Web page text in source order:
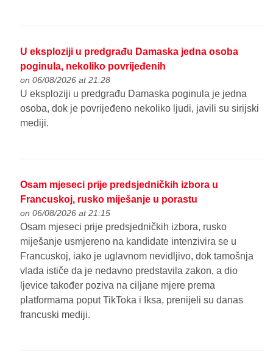
U eksploziji u predgrađu Damaska jedna osoba
poginula, nekoliko povrijeđenih
on 06/08/2026 at 21:28
U eksploziji u predgrađu Damaska poginula je jedna
osoba, dok je povrijeđeno nekoliko ljudi, javili su sirijski
mediji.
Osam mjeseci prije predsjedničkih izbora u
Francuskoj, rusko miješanje u porastu
on 06/08/2026 at 21:15
Osam mjeseci prije predsjedničkih izbora, rusko
miješanje usmjereno na kandidate intenzivira se u
Francuskoj, iako je uglavnom nevidljivo, dok tamošnja
vlada ističe da je nedavno predstavila zakon, a dio
ljevice također poziva na ciljane mjere prema
platformama poput TikToka i Iksa, prenijeli su danas
francuski mediji.